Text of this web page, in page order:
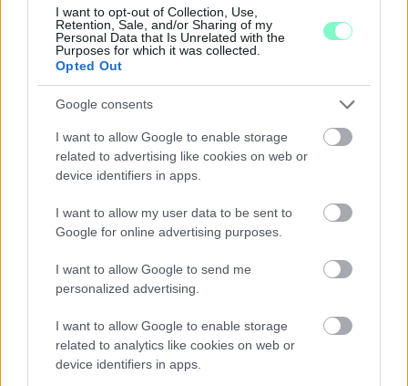
I want to opt-out of Collection, Use,
Retention, Sale, and/or Sharing of my
Personal Data that Is Unrelated with the
Purposes for which it was collected.
Opted Out
Google consents
I want to allow Google to enable storage
related to advertising like cookies on web or
device identifiers in apps.
I want to allow my user data to be sent to
Google for online advertising purposes.
I want to allow Google to send me
personalized advertising.
I want to allow Google to enable storage
related to analytics like cookies on web or
device identifiers in apps.
– Kőtár is díjmentesen látogatható.